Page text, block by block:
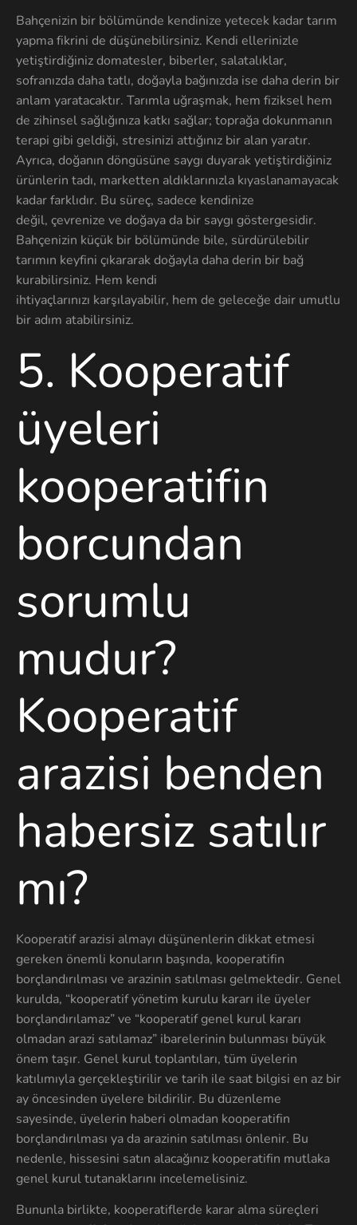
Bahçenizin bir bölümünde kendinize yetecek kadar tarım
yapma fikrini de düşünebilirsiniz. Kendi ellerinizle
yetiştirdiğiniz domatesler, biberler, salatalıklar,
sofranızda daha tatlı, doğayla bağınızda ise daha derin bir
anlam yaratacaktır. Tarımla uğraşmak, hem fiziksel hem
de zihinsel sağlığınıza katkı sağlar; toprağa dokunmanın
terapi gibi geldiği, stresinizi attığınız bir alan yaratır.
Ayrıca, doğanın döngüsüne saygı duyarak yetiştirdiğiniz
ürünlerin tadı, marketten aldıklarınızla kıyaslanamayacak
kadar farklıdır. Bu süreç, sadece kendinize
değil, çevrenize ve doğaya da bir saygı göstergesidir.
Bahçenizin küçük bir bölümünde bile, sürdürülebilir
tarımın keyfini çıkararak doğayla daha derin bir bağ
kurabilirsiniz. Hem kendi
ihtiyaçlarınızı karşılayabilir, hem de geleceğe dair umutlu
bir adım atabilirsiniz.
5. Kooperatif
üyeleri
kooperatifin
borcundan
sorumlu
mudur?
Kooperatif
arazisi benden
habersiz satılır
mı?
Kooperatif arazisi almayı düşünenlerin dikkat etmesi
gereken önemli konuların başında, kooperatifin
borçlandırılması ve arazinin satılması gelmektedir. Genel
kurulda, “kooperatif yönetim kurulu kararı ile üyeler
borçlandırılamaz” ve “kooperatif genel kurul kararı
olmadan arazi satılamaz” ibarelerinin bulunması büyük
önem taşır. Genel kurul toplantıları, tüm üyelerin
katılımıyla gerçekleştirilir ve tarih ile saat bilgisi en az bir
ay öncesinden üyelere bildirilir. Bu düzenleme
sayesinde, üyelerin haberi olmadan kooperatifin
borçlandırılması ya da arazinin satılması önlenir. Bu
nedenle, hissesini satın alacağınız kooperatifin mutlaka
genel kurul tutanaklarını incelemelisiniz.
Bununla birlikte, kooperatiflerde karar alma süreçleri